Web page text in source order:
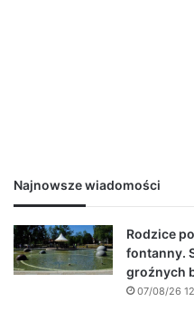
Najnowsze wiadomości
Rodzice
fontanny.
groźnych
07/08/26